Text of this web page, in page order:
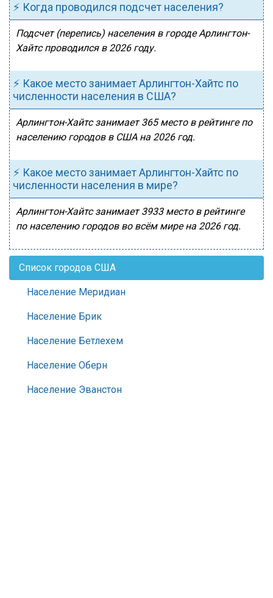
⚡ Когда проводился подсчет населения?
Подсчет (перепись) населения в городе Арлингтон-
Хайтс проводился в 2026 году.
⚡ Какое место занимает Арлингтон-Хайтс по
численности населения в США?
Арлингтон-Хайтс занимает 365 место в рейтинге по
населению городов в США на 2026 год.
⚡ Какое место занимает Арлингтон-Хайтс по
численности населения в мире?
Арлингтон-Хайтс занимает 3933 место в рейтинге
по населению городов во всём мире на 2026 год.
Список городов США
Население Меридиан
Население Брик
Население Бетлехем
Население Оберн
Население Эванстон